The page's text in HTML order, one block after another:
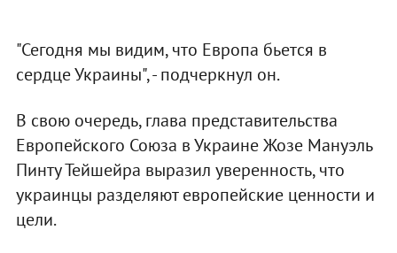
"Сегодня мы видим, что Европа бьется в
сердце Украины", - подчеркнул он.
В свою очередь, глава представительства
Европейского Союза в Украине Жозе Мануэль
Пинту Тейшейра выразил уверенность, что
украинцы разделяют европейские ценности и
цели.